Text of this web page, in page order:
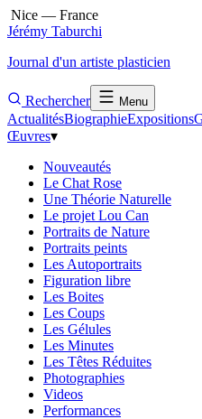
Nice — France
Jérémy Taburchi
Journal d'un artiste plasticien
Rechercher Menu
ActualitésBiographieExpositions
Œuvres▾
Nouveautés
Le Chat Rose
Une Théorie Naturelle
Le projet Lou Can
Portraits de Nature
Portraits peints
Les Autoportraits
Figuration libre
Les Boites
Les Coups
Les Gélules
Les Minutes
Les Têtes Réduites
Photographies
Videos
Performances